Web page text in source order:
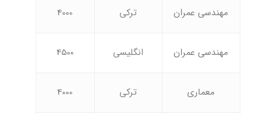
4000 ترکی مهندسی عمران
4500 انگلیسی مهندسی عمران
4000 ترکی معماری